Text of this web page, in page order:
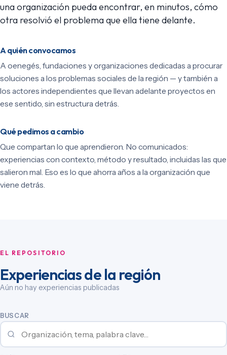
una organización pueda encontrar, en minutos, cómo
otra resolvió el problema que ella tiene delante.
A quién convocamos
A oenegés, fundaciones y organizaciones dedicadas a procurar
soluciones a los problemas sociales de la región — y también a
los actores independientes que llevan adelante proyectos en
ese sentido, sin estructura detrás.
Qué pedimos a cambio
Que compartan lo que aprendieron. No comunicados:
experiencias con contexto, método y resultado, incluidas las que
salieron mal. Eso es lo que ahorra años a la organización que
viene detrás.
EL REPOSITORIO
Experiencias de la región
Aún no hay experiencias publicadas
BUSCAR